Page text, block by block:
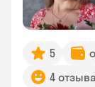
5
4 отзыва